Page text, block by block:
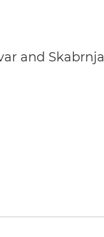
and Skabrnja